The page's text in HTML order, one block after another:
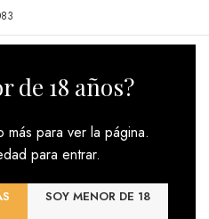
de 18 años?
para ver la página.
para entrar.
SOY MENOR DE 18